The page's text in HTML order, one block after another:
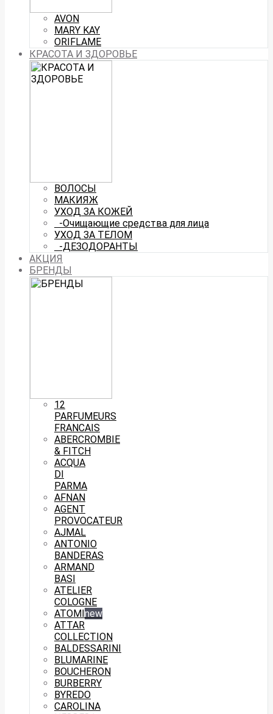
AVON
MARY KAY
ORIFLAME
КРАСОТА И ЗДОРОВЬЕ
ВОЛОСЫ
МАКИЯЖ
УХОД ЗА КОЖЕЙ
-Очищающие средства для лица
УХОД ЗА ТЕЛОМ
-ДЕЗОДОРАНТЫ
АКЦИЯ
БРЕНДЫ
12
PARFUMEURS
FRANCAIS
ABERCROMBIE
& FITCH
ACQUA
DI
PARMA
AFNAN
AGENT
PROVOCATEUR
AJMAL
ANTONIO
BANDERAS
ARMAND
BASI
ATELIER
COLOGNE
ATOMI new
ATTAR
COLLECTION
BALDESSARINI
BLUMARINE
BOUCHERON
BURBERRY
BYREDO
CAROLINA